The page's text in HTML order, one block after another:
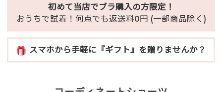
初めて当店でブラ購入の方限定！
おうちで試着！何点でも返送料0円 (一部商品除く)
スマホから手軽に『ギフト』を贈りませんか？